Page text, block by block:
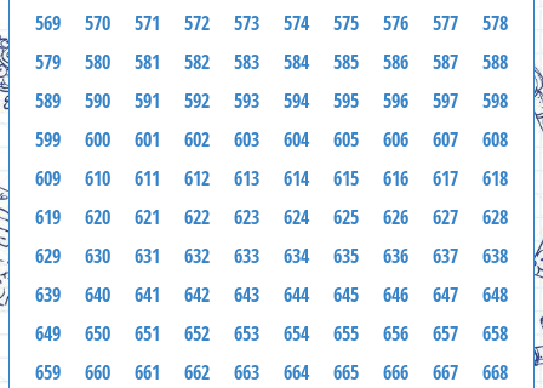
569
570 571 572 573 574 575 576 577
578
579
580 581 582 583 584 585 586 587
588
589
590 591 592 593 594 595 596 597
598
599
600 601 602 603 604 605 606 607
608
609
610 611 612 613 614 615 616 617
618
619
620 621 622 623 624 625 626 627
628
629
630 631 632 633 634 635 636 637
638
639
640 641 642 643 644 645 646 647
648
649
650 651 652 653 654 655 656 657
658
659
660 661 662 663 664 665 666 667
668